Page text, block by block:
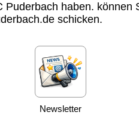
haben.
schicken.
Newsletter